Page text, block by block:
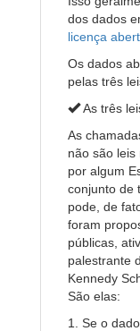
dos dados
licença
Os dados
pelas três
As três
As
não são
por algum
conjunto de
pode, de
foram
públicas,
palestrante
Kennedy
São elas:
1. Se o